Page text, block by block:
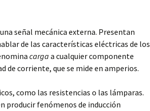
señal mecánica externa. Presentan
de las características eléctricas de los
carga a cualquier componente
de corriente, que se mide en amperios.
como las resistencias o las lámparas.
producir fenómenos de inducción